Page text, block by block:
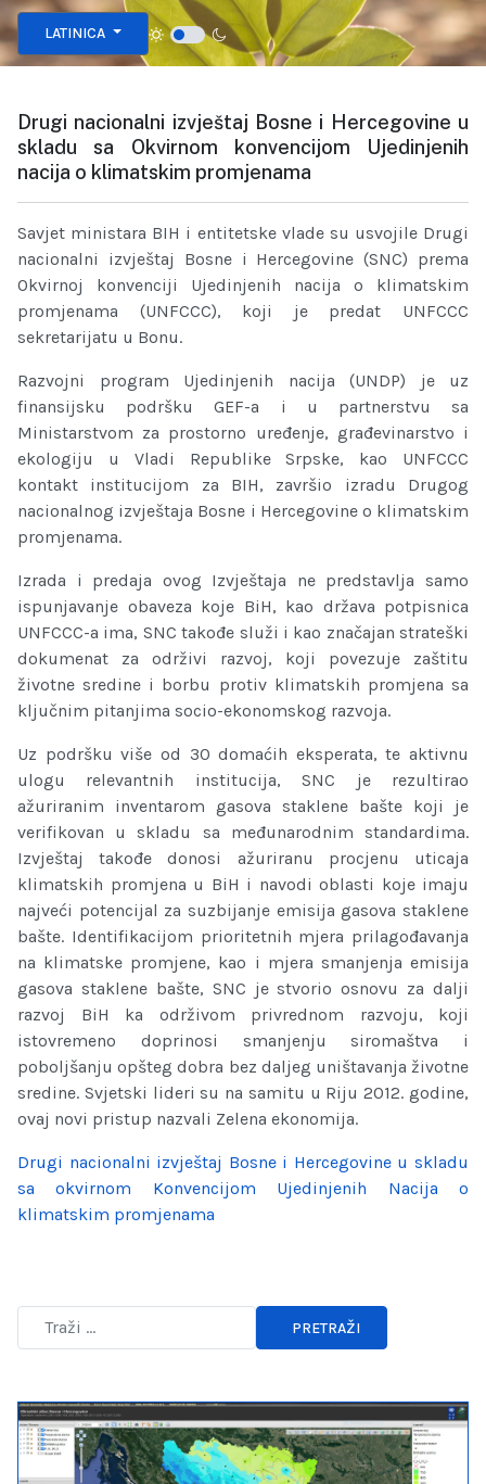
Izaberite vaš jezik
LATINICA
Drugi nacionalni izvještaj Bosne i Hercegovine u
skladu sa Okvirnom konvencijom Ujedinjenih
nacija o klimatskim promjenama
Savjet ministara BIH i entitetske vlade su usvojile Drugi
nacionalni izvještaj Bosne i Hercegovine (SNC) prema
Okvirnoj konvenciji Ujedinjenih nacija o klimatskim
promjenama (UNFCCC), koji je predat UNFCCC
sekretarijatu u Bonu.
Razvojni program Ujedinjenih nacija (UNDP) je uz
finansijsku podršku GEF-a i u partnerstvu sa
Ministarstvom za prostorno uređenje, građevinarstvo i
ekologiju u Vladi Republike Srpske, kao UNFCCC
kontakt institucijom za BIH, završio izradu Drugog
nacionalnog izvještaja Bosne i Hercegovine o klimatskim
promjenama.
Izrada i predaja ovog Izvještaja ne predstavlja samo
ispunjavanje obaveza koje BiH, kao država potpisnica
UNFCCC-a ima, SNC takođe služi i kao značajan strateški
dokumenat za održivi razvoj, koji povezuje zaštitu
životne sredine i borbu protiv klimatskih promjena sa
ključnim pitanjima socio-ekonomskog razvoja.
Uz podršku više od 30 domaćih eksperata, te aktivnu
ulogu relevantnih institucija, SNC je rezultirao
ažuriranim inventarom gasova staklene bašte koji je
verifikovan u skladu sa međunarodnim standardima.
Izvještaj takođe donosi ažuriranu procjenu uticaja
klimatskih promjena u BiH i navodi oblasti koje imaju
najveći potencijal za suzbijanje emisija gasova staklene
bašte. Identifikacijom prioritetnih mjera prilagođavanja
na klimatske promjene, kao i mjera smanjenja emisija
gasova staklene bašte, SNC je stvorio osnovu za dalji
razvoj BiH ka održivom privrednom razvoju, koji
istovremeno doprinosi smanjenju siromaštva i
poboljšanju opšteg dobra bez daljeg uništavanja životne
sredine. Svjetski lideri su na samitu u Riju 2012. godine,
ovaj novi pristup nazvali Zelena ekonomija.
Drugi nacionalni izvještaj Bosne i Hercegovine u skladu
sa okvirnom Konvencijom Ujedinjenih Nacija o
klimatskim promjenama
PRETRAŽI